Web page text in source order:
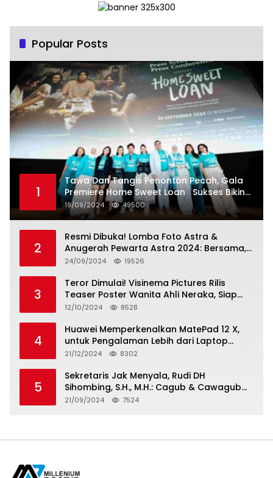
Undang Perekonomian Nasional dan
Bangsa Menuju Indonesia Emas 2045”,
Popular Posts
1
Tawa Dan Tangis Penonton Pecah, Gala
Premiere Home Sweet Loan Sukses Bikin
Penonton Lihat Diri Sendiri di Layar
19/09/2024 49500
2
Resmi Dibuka! Lomba Foto Astra &
Anugerah Pewarta Astra 2024: Bersama,
Berkarya, Berkelanjutan
24/09/2024 19526
3
Teror Dimulai! Visinema Pictures Rilis
Teaser Poster Wanita Ahli Neraka, Siap
Tayang di Bioskop 14 November 2024
12/10/2024 8528
4
Huawei Memperkenalkan MatePad 12 X,
untuk Pengalaman Lebih dari Laptop
dengan Layar Ultra Bright dan Desain
Standar Baru untuk Produktivitas di Mana
Saja
21/12/2024 8302
5
Sekretaris Jak Menyala, Rudi DH
Sihombing, S.H., M.H.: Cagub & Cawagub
DKI Jakarta Pramono Anung dan Rano
21/09/2024 7524